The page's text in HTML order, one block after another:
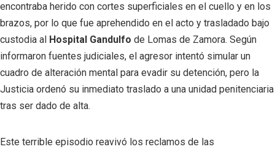
encontraba herido con cortes superficiales en el cuello y en los
brazos, por lo que fue aprehendido en el acto y trasladado bajo
custodia al Hospital Gandulfo de Lomas de Zamora. Según
informaron fuentes judiciales, el agresor intentó simular un
cuadro de alteración mental para evadir su detención, pero la
Justicia ordenó su inmediato traslado a una unidad penitenciaria
tras ser dado de alta.
Este terrible episodio reavivó los reclamos de las